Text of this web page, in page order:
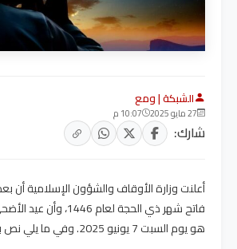
الشبكة | ومع
27 مايو 2025 10:07 م
شارك:
أعلنت وزارة الأوقاف والشؤون الإسلامية
فاتح شهر ذي الحجة لعام
هو يوم السبت 7 يونيو 2025. وفي ما يلي نص بلاغ الوزارة :